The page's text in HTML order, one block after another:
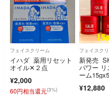
フェイスクリーム
イハダ 薬用リセット
オイル✕２点
¥2,000
60円相当還元(3%)
フェイスク
新発売
パワー リ
ーム
¥12,880